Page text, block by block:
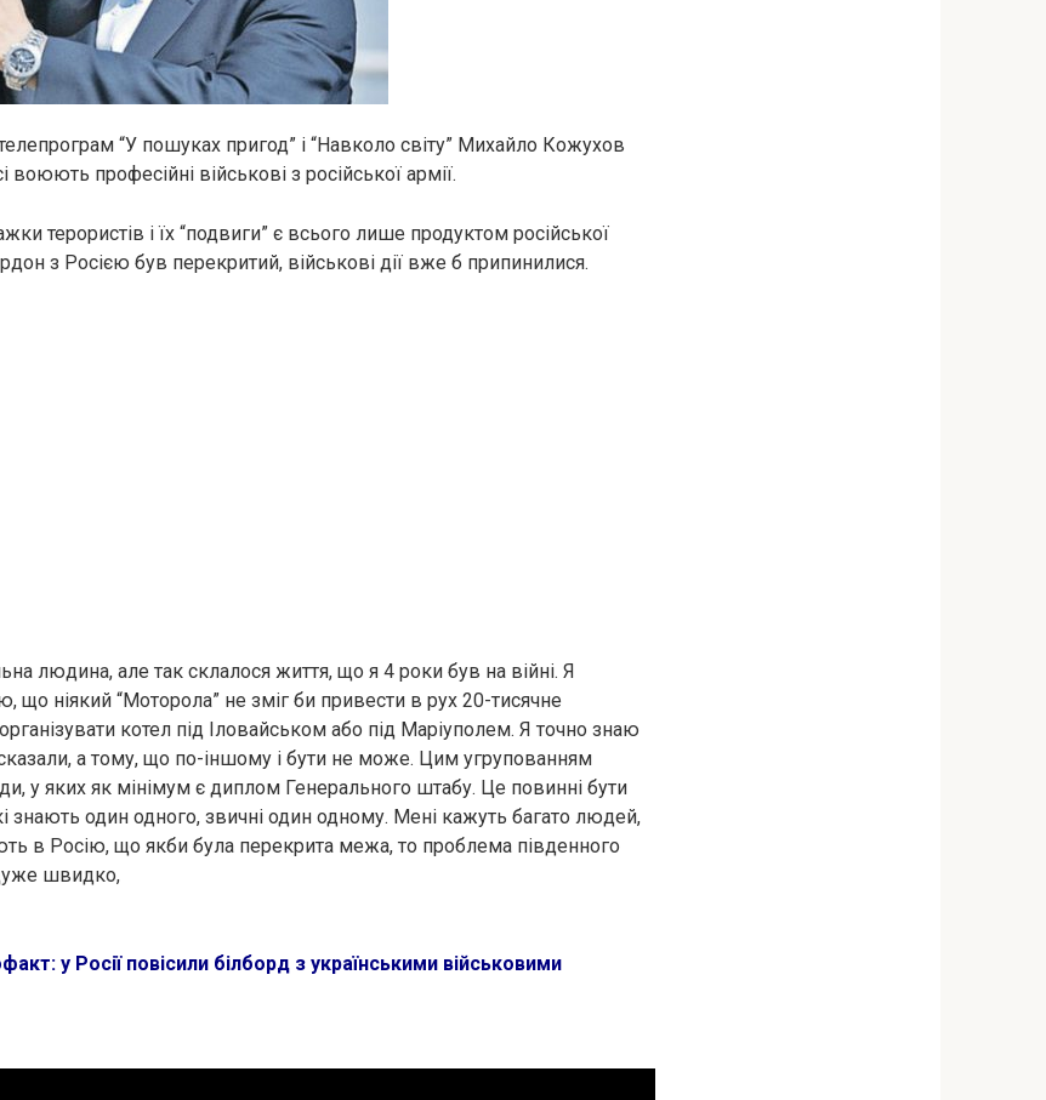
“У пошуках пригод” і “Навколо світу” Михайло Кожухов
професійні військові з російської армії.
терористів і їх “подвиги” є всього лише продуктом російської
з Росією був перекритий, військові дії вже б припинилися.
людина, але так склалося життя, що я 4 роки був на війні. Я
що ніякий “Моторола” не зміг би привести в рух 20-тисячне
котел під Іловайськом або під Маріуполем. Я точно знаю
а тому, що по-іншому і бути не може. Цим угрупованням
у яких як мінімум є диплом Генерального штабу. Це повинні бути
знають один одного, звичні один одному. Мені кажуть багато людей,
в Росію, що якби була перекрита межа, то проблема південного
швидко,
у Росії повісили білборд з українськими військовими